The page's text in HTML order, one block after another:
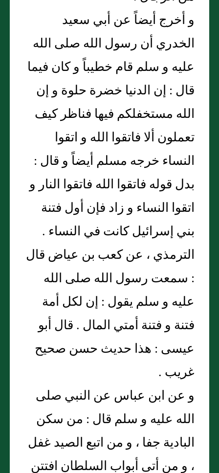
و أخرج أيضاً عن أبي سعيد
الخدري أن رسول الله صلى الله
عليه و سلم قام خطيباً و كان فيما
قال : إن الدنيا خضرة حلوة و إن
الله مستخفلكم فيها فناظر كيف
تعملون ألا فاتقوا الله و اتقوا
النساء خرجه مسلم أيضاً و قال :
بدل قوله فاتقوا الله فاتقوا النار و
اتقوا النساء و زاد فإن أول فتنة
بني إسرائيل كانت في النساء .
الترمذي ، عن كعب بن عياض قال
: سمعت رسول الله صلى الله
عليه و سلم يقول : إن لكل أمة
فتنة و فتنة أمتي المال . قال أبو
عيسى : هذا حديث حسن صحيح
غريب .
و عن ابن عباس عن النبي صلى
الله عليه و سلم قال : من سكن
البادية جفا ، و من اتبع الصيد غفل
، و من أتى أبواب السلطان افتتن